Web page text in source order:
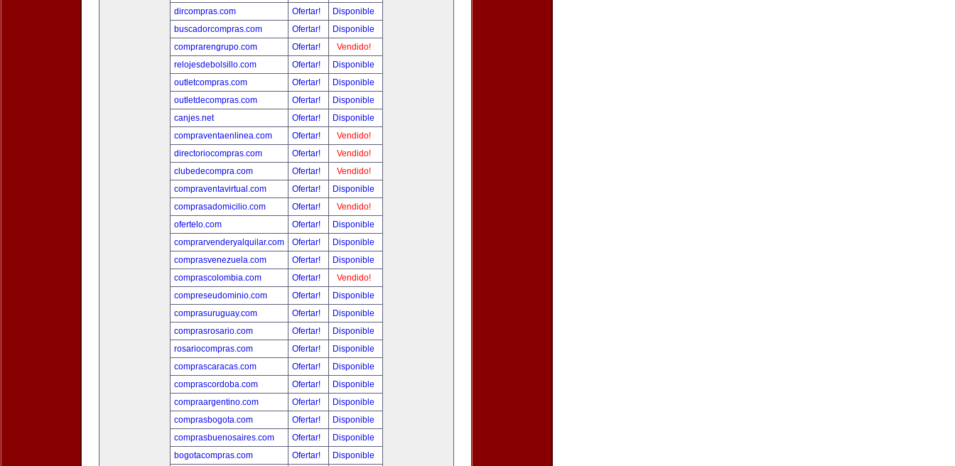
dircompras.com
Ofertar!
Disponible
buscadorcompras.com
Ofertar!
Disponible
comprarengrupo.com
Ofertar!
Vendido!
relojesdebolsillo.com
Ofertar!
Disponible
outletcompras.com
Ofertar!
Disponible
outletdecompras.com
Ofertar!
Disponible
canjes.net
Ofertar!
Disponible
compraventaenlinea.com
Ofertar!
Vendido!
directoriocompras.com
Ofertar!
Vendido!
clubedecompra.com
Ofertar!
Vendido!
compraventavirtual.com
Ofertar!
Disponible
comprasadomicilio.com
Ofertar!
Vendido!
ofertelo.com
Ofertar!
Disponible
comprarvenderyalquilar.com
Ofertar!
Disponible
comprasvenezuela.com
Ofertar!
Disponible
comprascolombia.com
Ofertar!
Vendido!
compreseudominio.com
Ofertar!
Disponible
comprasuruguay.com
Ofertar!
Disponible
comprasrosario.com
Ofertar!
Disponible
rosariocompras.com
Ofertar!
Disponible
comprascaracas.com
Ofertar!
Disponible
comprascordoba.com
Ofertar!
Disponible
compraargentino.com
Ofertar!
Disponible
comprasbogota.com
Ofertar!
Disponible
comprasbuenosaires.com
Ofertar!
Disponible
bogotacompras.com
Ofertar! Disponible